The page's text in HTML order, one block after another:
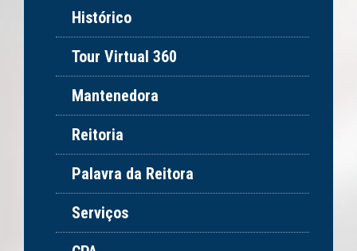
Histórico
Tour Virtual 360
Mantenedora
Reitoria
Palavra da Reitora
Serviços